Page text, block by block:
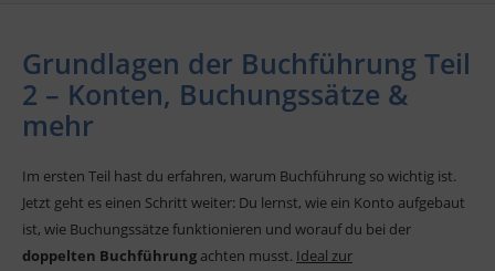
Grundlagen der Buchführung Teil
2 – Konten, Buchungssätze &
mehr
Im ersten Teil hast du erfahren, warum Buchführung so wichtig ist.
Jetzt geht es einen Schritt weiter: Du lernst, wie ein Konto aufgebaut
ist, wie Buchungssätze funktionieren und worauf du bei der
doppelten Buchführung achten musst. Ideal zur